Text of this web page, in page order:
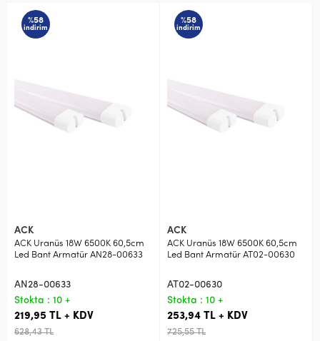
%58
indirim
ACK
ACK Uranüs 18W 6500K 60,5cm
Led Bant Armatür AN28-00633
AN28-00633
Stokta : 10 +
219,95 TL + KDV
628,43 TL
%58
indirim
ACK
ACK Uranüs 18W 6500K 60,5cm
Led Bant Armatür AT02-00630
AT02-00630
Stokta : 10 +
253,94 TL + KDV
725,55 TL